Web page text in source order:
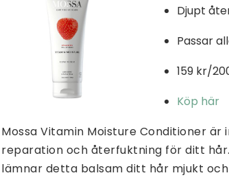
Djupt
Passar
159 kr/
Köp här
Mossa Vitamin Moisture Conditioner
reparation och återfuktning för ditt
lämnar detta balsam ditt hår mjukt